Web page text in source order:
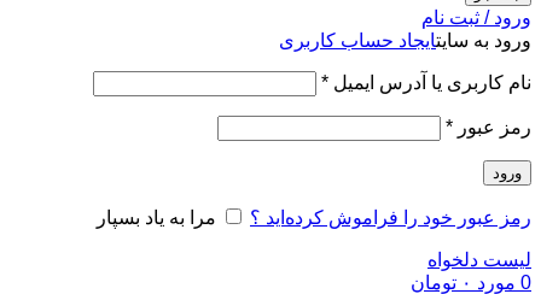
ورود / ثبت نام
ورود به سایتایجاد حساب کاربری
نام کاربری یا آدرس ایمیل *الزامی
رمز عبور *الزامی
ورود
رمز عبور خود را فراموش کرده‌اید ؟ مرا به یاد بسپار
لیست دلخواه
0 مورد ۰ تومان